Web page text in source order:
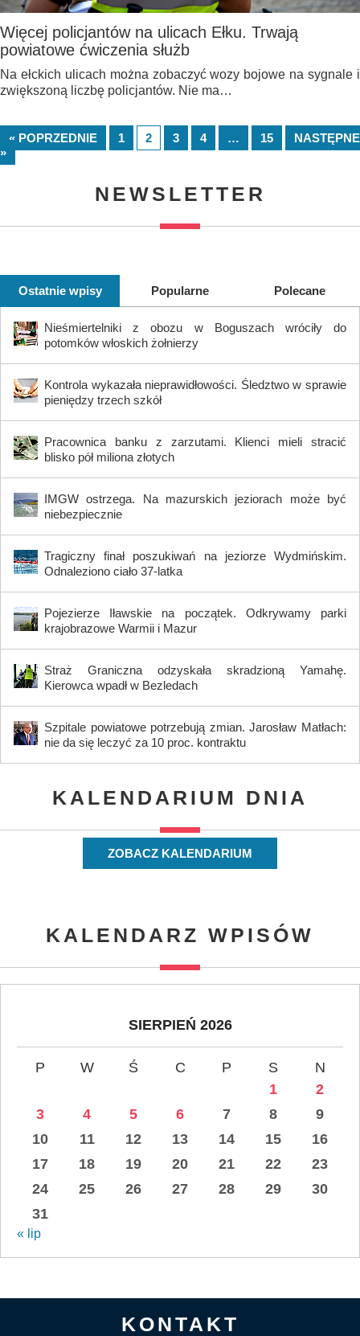
Więcej policjantów na ulicach Ełku. Trwają
powiatowe ćwiczenia służb
Na ełckich ulicach można zobaczyć wozy bojowe na sygnale i
zwiększoną liczbę policjantów. Nie ma…
« POPRZEDNIE 1 2 3 4 … 15
NASTĘPNE
»
NEWSLETTER
Ostatnie wpisy Popularne Polecane
Nieśmiertelniki z obozu w Boguszach wróciły do
potomków włoskich żołnierzy
Kontrola wykazała nieprawidłowości. Śledztwo w sprawie
pieniędzy trzech szkół
Pracownica banku z zarzutami. Klienci mieli stracić
blisko pół miliona złotych
IMGW ostrzega. Na mazurskich jeziorach może być
niebezpiecznie
Tragiczny finał poszukiwań na jeziorze Wydmińskim.
Odnaleziono ciało 37-latka
Pojezierze Iławskie na początek. Odkrywamy parki
krajobrazowe Warmii i Mazur
Straż Graniczna odzyskała skradzioną Yamahę.
Kierowca wpadł w Bezledach
Szpitale powiatowe potrzebują zmian. Jarosław Matłach:
nie da się leczyć za 10 proc. kontraktu
KALENDARIUM DNIA
ZOBACZ KALENDARIUM
KALENDARZ WPISÓW
SIERPIEŃ 2026
P W Ś C P S
N
1
2
3
4 5 6 7 8
9
10
11 12 13 14 15
16
17
18 19 20 21 22
23
24
25 26 27 28 29
30
31
« lip
KONTAKT